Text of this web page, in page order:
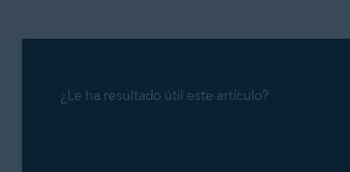
¿Le ha resultado útil este artículo?